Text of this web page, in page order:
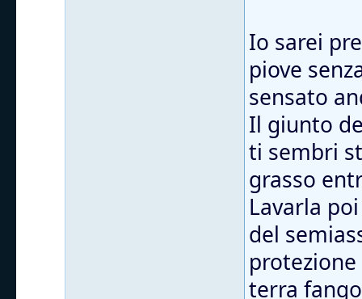
Io sarei
piove
sensato
Il giunto
ti sembri
grasso
Lavarla
del
terra